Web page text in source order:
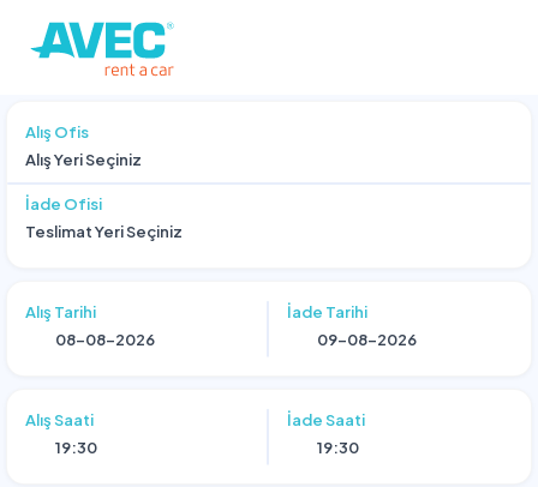
Alış Ofis
Alış Yeri Seçiniz
İade Ofisi
Teslimat Yeri Seçiniz
Alış Tarihi İade Tarihi
Alış Saati
19:30
İade Saati
19:30